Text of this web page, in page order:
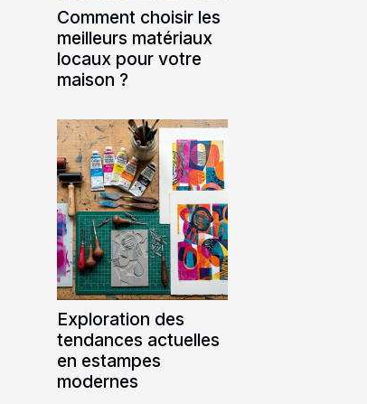
Comment choisir les
meilleurs matériaux
locaux pour votre
maison ?
Exploration des
tendances actuelles
en estampes
modernes